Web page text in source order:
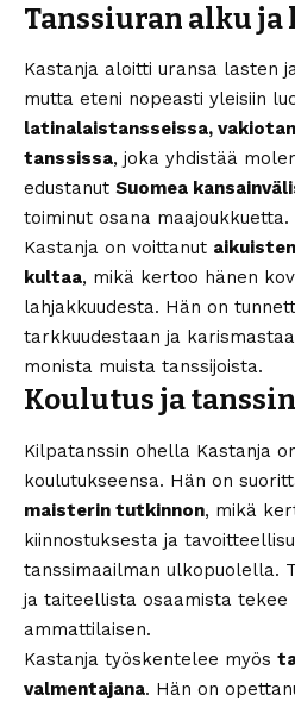
Tanssiuran alku ja
Kastanja aloitti uransa lasten
mutta eteni nopeasti yleisiin
latinalaistansseissa,
tanssissa, joka yhdistää
edustanut Suomea
toiminut osana maajoukkuetta.
Kastanja on voittanut
kultaa, mikä kertoo hänen
lahjakkuudesta. Hän on
tarkkuudestaan ja
monista muista tanssijoista.
Koulutus ja
Kilpatanssin ohella Kastanja
koulutukseensa. Hän on
maisterin tutkinnon, mikä
kiinnostuksesta ja
tanssimaailman ulkopuolella.
ja taiteellista osaamista tekee
ammattilaisen.
Kastanja työskentelee myös
valmentajana. Hän on